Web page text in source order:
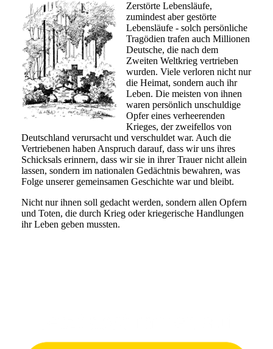
Zerstörte Lebensläufe,
zumindest aber gestörte
Lebensläufe - solch persönliche
Tragödien trafen auch Millionen
Deutsche, die nach dem
Zweiten Weltkrieg vertrieben
wurden. Viele verloren nicht nur
die Heimat, sondern auch ihr
Leben. Die meisten von ihnen
waren persönlich unschuldige
Opfer eines verheerenden
Krieges, der zweifellos von
Deutschland verursacht und verschuldet war. Auch die
Vertriebenen haben Anspruch darauf, dass wir uns ihres
Schicksals erinnern, dass wir sie in ihrer Trauer nicht allein
lassen, sondern im nationalen Gedächtnis bewahren, was
Folge unserer gemeinsamen Geschichte war und bleibt.
Nicht nur ihnen soll gedacht werden, sondern allen Opfern
und Toten, die durch Krieg oder kriegerische Handlungen
ihr Leben geben mussten.